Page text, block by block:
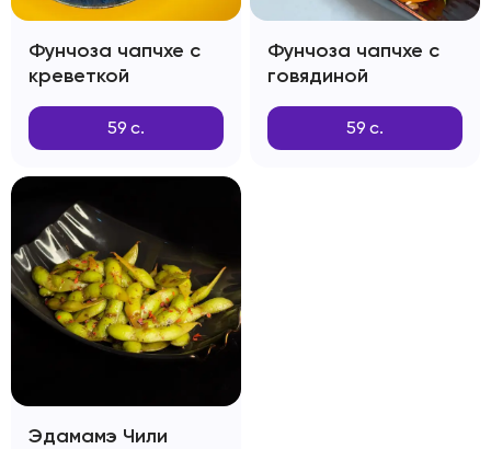
Фунчоза чапчхе с
креветкой
59 с.
Фунчоза чапчхе с
говядиной
59 с.
Эдамамэ Чили